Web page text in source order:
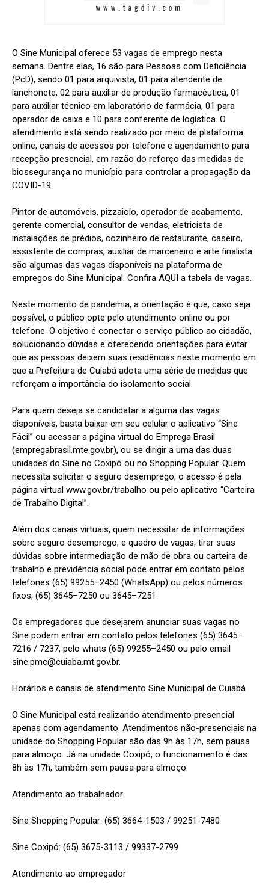
O Sine Municipal oferece 53 vagas de emprego nesta
semana. Dentre elas, 16 são para Pessoas com Deficiência
(PcD), sendo 01 para arquivista, 01 para atendente de
lanchonete, 02 para auxiliar de produção farmacêutica, 01
para auxiliar técnico em laboratório de farmácia, 01 para
operador de caixa e 10 para conferente de logística. O
atendimento está sendo realizado por meio de plataforma
online, canais de acessos por telefone e agendamento para
recepção presencial, em razão do reforço das medidas de
biossegurança no município para controlar a propagação da
COVID-19.
Pintor de automóveis, pizzaiolo, operador de acabamento,
gerente comercial, consultor de vendas, eletricista de
instalações de prédios, cozinheiro de restaurante, caseiro,
assistente de compras, auxiliar de marceneiro e arte finalista
são algumas das vagas disponíveis na plataforma de
empregos do Sine Municipal. Confira AQUI a tabela de vagas.
Neste momento de pandemia, a orientação é que, caso seja
possível, o público opte pelo atendimento online ou por
telefone. O objetivo é conectar o serviço público ao cidadão,
solucionando dúvidas e oferecendo orientações para evitar
que as pessoas deixem suas residências neste momento em
que a Prefeitura de Cuiabá adota uma série de medidas que
reforçam a importância do isolamento social.
Para quem deseja se candidatar a alguma das vagas
disponíveis, basta baixar em seu celular o aplicativo “Sine
Fácil” ou acessar a página virtual do Emprega Brasil
(empregabrasil.mte.gov.br), ou se dirigir a uma das duas
unidades do Sine no Coxipó ou no Shopping Popular. Quem
necessita solicitar o seguro desemprego, o acesso é pela
página virtual www.gov.br/trabalho ou pelo aplicativo “Carteira
de Trabalho Digital”.
Além dos canais virtuais, quem necessitar de informações
sobre seguro desemprego, e quadro de vagas, tirar suas
dúvidas sobre intermediação de mão de obra ou carteira de
trabalho e previdência social pode entrar em contato pelos
telefones (65) 99255–2450 (WhatsApp) ou pelos números
fixos, (65) 3645–7250 ou 3645–7251.
Os empregadores que desejarem anunciar suas vagas no
Sine podem entrar em contato pelos telefones (65) 3645–
7216 / 7237, pelo whats (65) 99255–2450 ou pelo email
sine.pmc@cuiaba.mt.gov.br.
Horários e canais de atendimento Sine Municipal de Cuiabá
O Sine Municipal está realizando atendimento presencial
apenas com agendamento. Atendimentos não-presenciais na
unidade do Shopping Popular são das 9h às 17h, sem pausa
para almoço. Já na unidade Coxipó, o funcionamento é das
8h às 17h, também sem pausa para almoço.
Atendimento ao trabalhador
Sine Shopping Popular: (65) 3664-1503 / 99251-7480
Sine Coxipó: (65) 3675-3113 / 99337-2799
Atendimento ao empregador